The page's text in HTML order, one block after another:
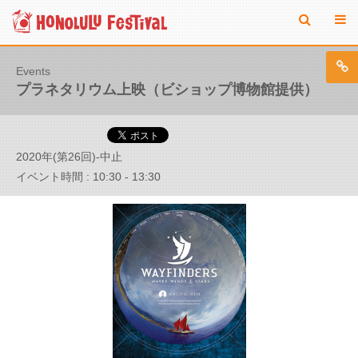
Events
プラネタリウム上映（ビショップ博物館提供）
2020年(第26回)-中止
イベント時間 : 10:30 - 13:30